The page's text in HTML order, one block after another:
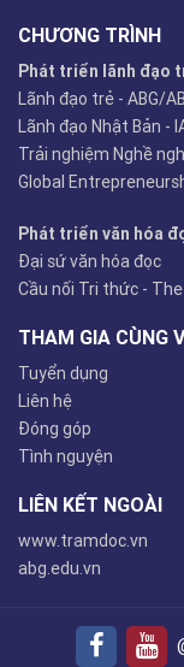
CHƯƠNG TRÌNH
Phát triển lãnh đạo
Lãnh đạo trẻ - ABG/
Lãnh đạo Nhật Bản -
Trải nghiệm Nghề
Global
Phát triển văn hóa
Đại sứ văn hóa đọc
Cầu nối Tri thức -
THAM GIA CÙNG
Tuyển dụng
Liên hệ
Đóng góp
Tình nguyện
LIÊN KẾT NGOÀI
www.tramdoc.vn
abg.edu.vn